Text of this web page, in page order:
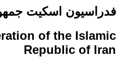
فدراسیون اسکیت
of the Islamic
Republic of Iran